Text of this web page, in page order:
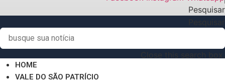
Pesquisar
Pesquisar
Close this search box.
HOME
VALE DO SÃO PATRÍCIO